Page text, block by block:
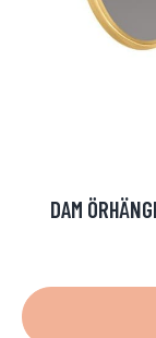
DAM